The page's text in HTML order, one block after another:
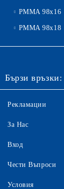
PMMA 98x16
PMMA 98x18
Бързи връзки:
Рекламации
За Нас
Вход
Чести Въпроси
Условия